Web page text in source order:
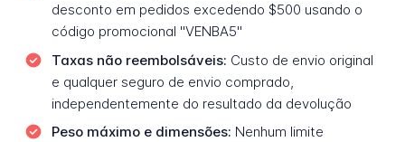
desconto em pedidos excedendo $500 usando o
código promocional "VENBA5"
Taxas não reembolsáveis: Custo de envio original
e qualquer seguro de envio comprado,
independentemente do resultado da devolução
Peso máximo e dimensões: Nenhum limite